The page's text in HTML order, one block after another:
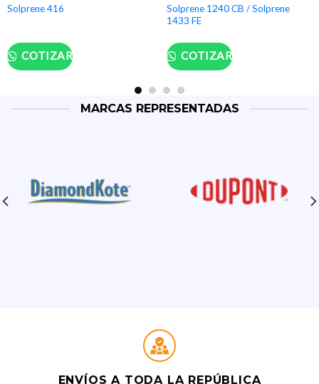
Solprene 416
COTIZAR
Solprene 1240 CB / Solprene
1433 FE
COTIZAR
MARCAS REPRESENTADAS
ENVÍOS A TODA LA REPÚBLICA